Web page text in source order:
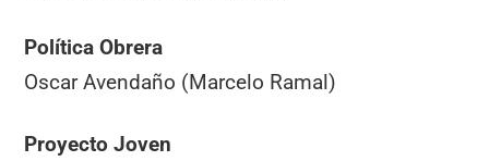
Política Obrera
Oscar Avendaño (Marcelo Ramal)
Proyecto Joven